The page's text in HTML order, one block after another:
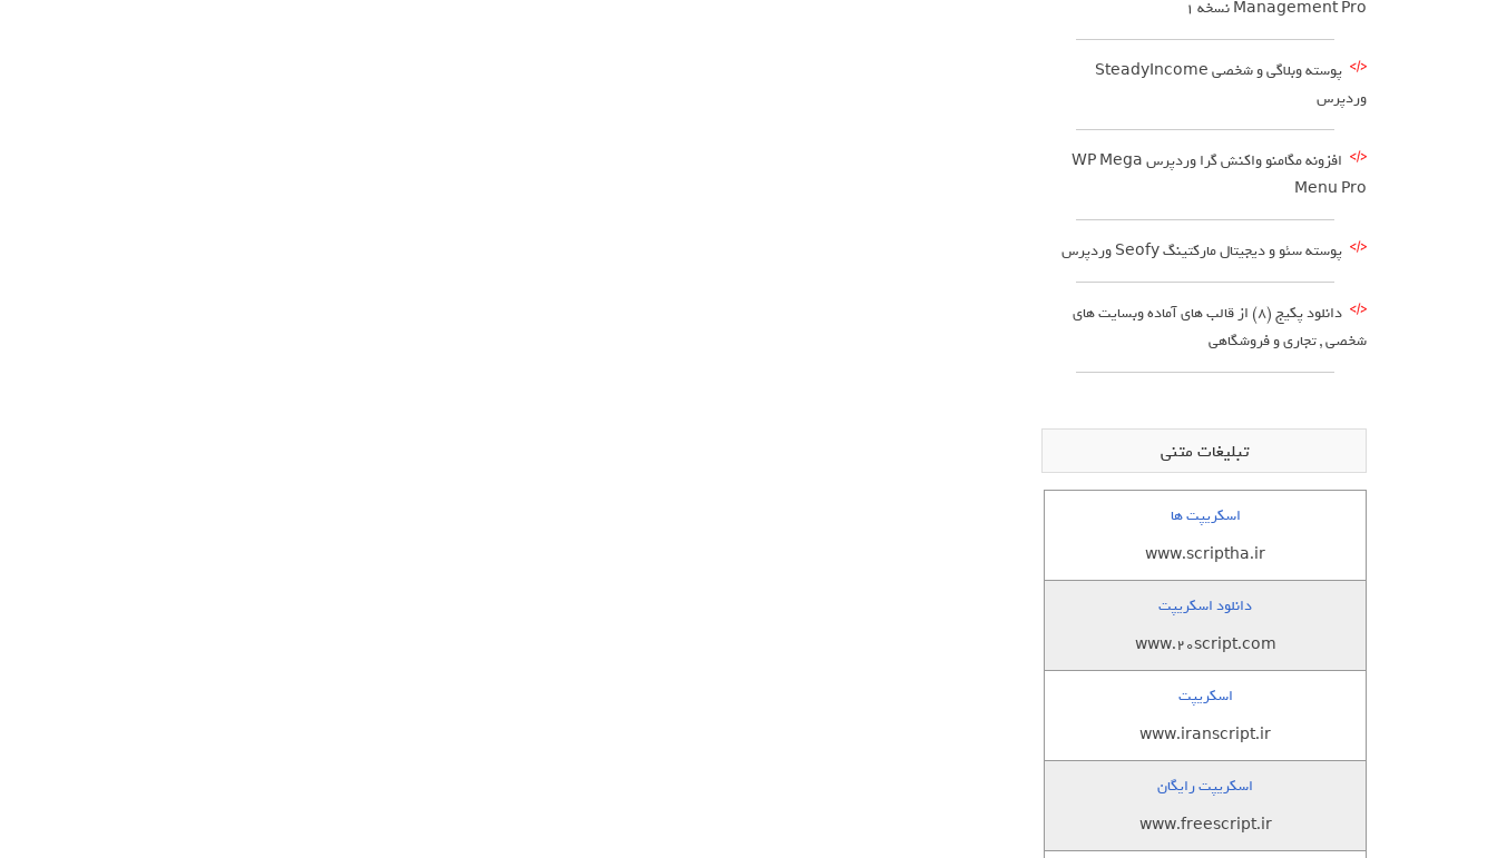
Management Pro نسخه ۱
پوسته وبلاگی و شخصی SteadyIncome
وردپرس
افزونه مگامنو واکنش گرا وردپرس WP Mega
Menu Pro
پوسته سئو و دیجیتال مارکتینگ Seofy وردپرس
دانلود پکیج (8) از قالب های آماده وبسایت های
شخصی , تجاری و فروشگاهی
تبلیغات متنی
اسکریپت ها
www.scriptha.ir
دانلود اسکریپت
www.20script.com
اسکریپت
www.iranscript.ir
اسکریپت رایگان
www.freescript.ir